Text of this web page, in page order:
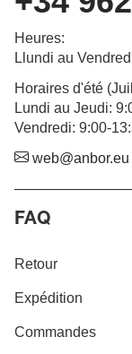
Heures:
Llundi au
Horaires d'été
Lundi au Jeudi:
Vendredi: 9:00-
web@anbor.eu
FAQ
Retour
Expédition
Commandes